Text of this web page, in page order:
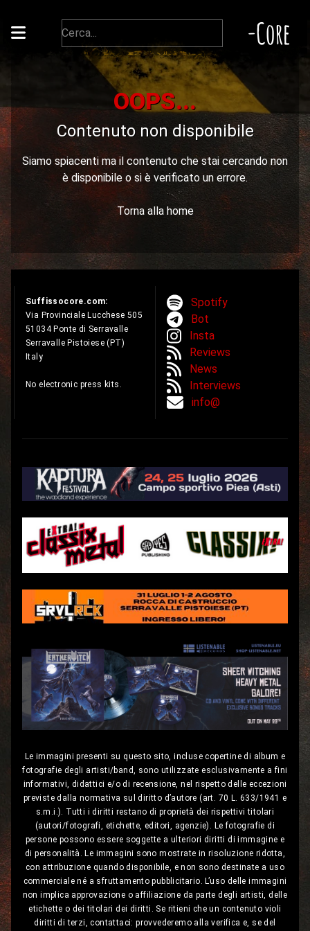
-Core
OOPS...
Contenuto non disponibile
Siamo spiacenti ma il contenuto che stai cercando non
è disponibile o si è verificato un errore.
Torna alla home
Suffissocore.com:
Via Provinciale Lucchese 505
51034 Ponte di Serravalle
Serravalle Pistoiese (PT)
Italy
No electronic press kits.
Spotify
Bot
Insta
Reviews
News
Interviews
info@
Le immagini presenti su questo sito, incluse copertine di album e
fotografie degli artisti/band, sono utilizzate esclusivamente a fini
informativi, didattici e/o di recensione, nel rispetto delle eccezioni
previste dalla normativa sul diritto d’autore (art. 70 L. 633/1941 e
s.m.i.). Tutti i diritti restano di proprietà dei rispettivi titolari
(autori/fotografi, etichette, editori, agenzie). Le fotografie di
persone possono essere soggette a ulteriori diritti di immagine e
di personalità. Le immagini sono mostrate in risoluzione ridotta,
con attribuzione quando disponibile, e non sono destinate a uso
commerciale né a sfruttamento pubblicitario. L’uso delle immagini
non implica approvazione o affiliazione da parte degli artisti, delle
etichette o dei titolari dei diritti. Se ritieni che un contenuto violi
diritti di terzi, contattaci: provvederemo alla verifica e, se del